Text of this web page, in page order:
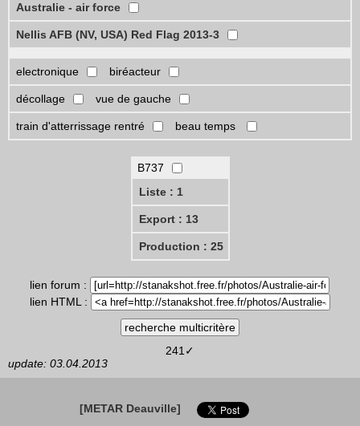
Australie - air force
Nellis AFB (NV, USA) Red Flag 2013-3
electronique biréacteur
décollage vue de gauche
train d'atterrissage rentré beau temps
B737
Liste : 1
Export : 13
Production : 25
lien forum :
lien HTML :
241✓
update: 03.04.2013
[METAR Deauville]